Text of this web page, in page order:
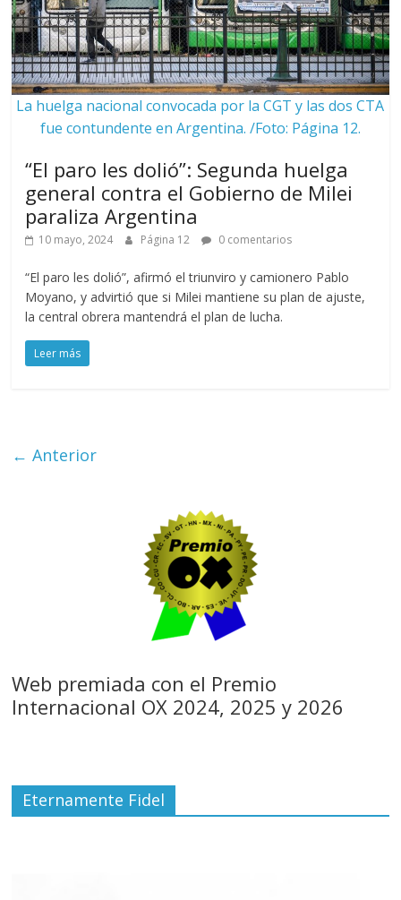
La huelga nacional convocada por la CGT y las dos CTA
fue contundente en Argentina. /Foto: Página 12.
“El paro les dolió”: Segunda huelga
general contra el Gobierno de Milei
paraliza Argentina
10 mayo, 2024 Página 12 0 comentarios
“El paro les dolió”, afirmó el triunviro y camionero Pablo
Moyano, y advirtió que si Milei mantiene su plan de ajuste,
la central obrera mantendrá el plan de lucha.
Leer más
← Anterior
Web premiada con el Premio
Internacional OX 2024, 2025 y 2026
Eternamente Fidel